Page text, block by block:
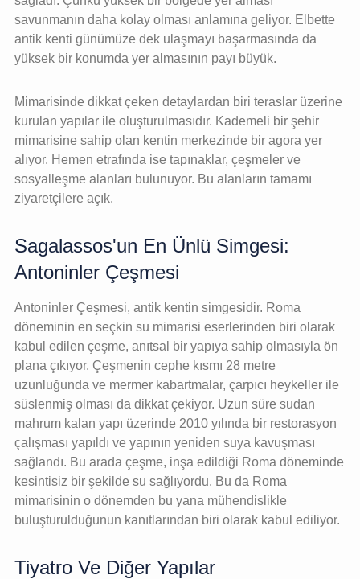
savunmanın daha kolay olması anlamına geliyor. Elbette
antik kenti günümüze dek ulaşmayı başarmasında da
yüksek bir konumda yer almasının payı büyük.
Mimarisinde dikkat çeken detaylardan biri teraslar üzerine
kurulan yapılar ile oluşturulmasıdır. Kademeli bir şehir
mimarisine sahip olan kentin merkezinde bir agora yer
alıyor. Hemen etrafında ise tapınaklar, çeşmeler ve
sosyalleşme alanları bulunuyor. Bu alanların tamamı
ziyaretçilere açık.
Sagalassos'un En Ünlü Simgesi:
Antoninler Çeşmesi
Antoninler Çeşmesi, antik kentin simgesidir. Roma
döneminin en seçkin su mimarisi eserlerinden biri olarak
kabul edilen çeşme, anıtsal bir yapıya sahip olmasıyla ön
plana çıkıyor. Çeşmenin cephe kısmı 28 metre
uzunluğunda ve mermer kabartmalar, çarpıcı heykeller ile
süslenmiş olması da dikkat çekiyor. Uzun süre sudan
mahrum kalan yapı üzerinde 2010 yılında bir restorasyon
çalışması yapıldı ve yapının yeniden suya kavuşması
sağlandı. Bu arada çeşme, inşa edildiği Roma döneminde
kesintisiz bir şekilde su sağlıyordu. Bu da Roma
mimarisinin o dönemden bu yana mühendislikle
buluşturulduğunun kanıtlarından biri olarak kabul ediliyor.
Tiyatro Ve Diğer Yapılar